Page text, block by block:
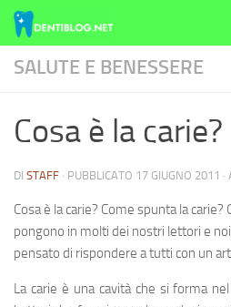
Skip to content
SALUTE E BENESSERE
Cosa è la carie?
DI STAFF · PUBBLICATO 17 GIUGNO 2011
Cosa è la carie? Come spunta la carie?
pongono in molti dei nostri lettori e
pensato di rispondere a tutti con un
La carie è una cavità che si forma